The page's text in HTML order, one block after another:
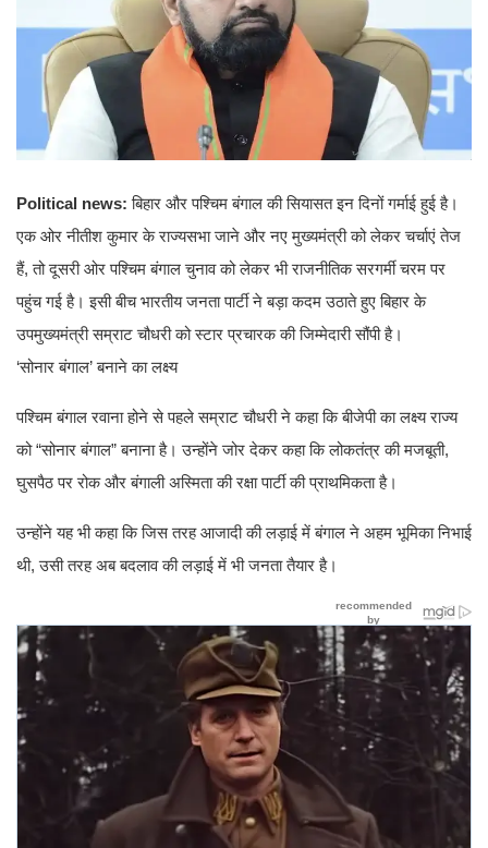
Political news:बिहार और पश्चिम बंगाल की सियासत इन दिनों गर्माई हुई है।
एक ओर नीतीश कुमार के राज्यसभा जाने और नए मुख्यमंत्री को लेकर चर्चाएं तेज
हैं, तो दूसरी ओर पश्चिम बंगाल चुनाव को लेकर भी राजनीतिक सरगर्मी चरम पर
पहुंच गई है। इसी बीच भारतीय जनता पार्टी ने बड़ा कदम उठाते हुए बिहार के
उपमुख्यमंत्री सम्राट चौधरी को स्टार प्रचारक की जिम्मेदारी सौंपी है।
‘सोनार बंगाल’ बनाने का लक्ष्य
पश्चिम बंगाल रवाना होने से पहले सम्राट चौधरी ने कहा कि बीजेपी का लक्ष्य राज्य
को “सोनार बंगाल” बनाना है। उन्होंने जोर देकर कहा कि लोकतंत्र की मजबूती,
घुसपैठ पर रोक और बंगाली अस्मिता की रक्षा पार्टी की प्राथमिकता है।
उन्होंने यह भी कहा कि जिस तरह आजादी की लड़ाई में बंगाल ने अहम भूमिका निभाई
थी, उसी तरह अब बदलाव की लड़ाई में भी जनता तैयार है।